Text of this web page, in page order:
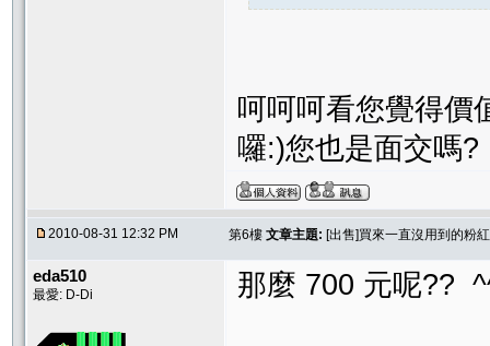
呵呵呵看您覺得價
囉:)您也是面交嗎?
2010-08-31 12:32 PM 第6樓 文章主題: [出售]買來一直沒用到的粉
eda510
最愛: D-Di 那麼 700 元呢??